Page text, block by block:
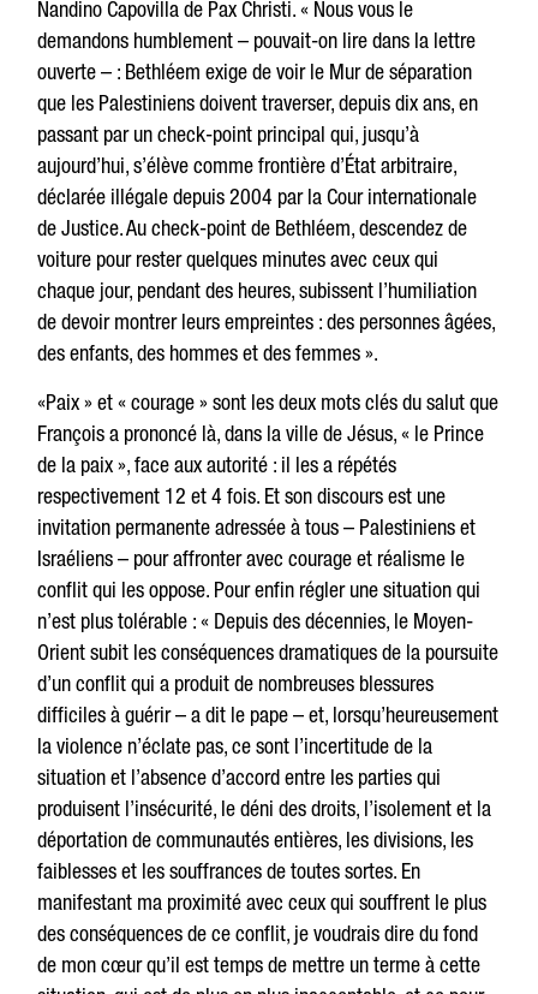
Nandino Capovilla de Pax Christi. « Nous vous le
demandons humblement – pouvait-on lire dans la lettre
ouverte – : Bethléem exige de voir le Mur de séparation
que les Palestiniens doivent traverser, depuis dix ans, en
passant par un check-point principal qui, jusqu’à
aujourd’hui, s’élève comme frontière d’État arbitraire,
déclarée illégale depuis 2004 par la Cour internationale
de Justice. Au check-point de Bethléem, descendez de
voiture pour rester quelques minutes avec ceux qui
chaque jour, pendant des heures, subissent l’humiliation
de devoir montrer leurs empreintes : des personnes âgées,
des enfants, des hommes et des femmes ».
«Paix » et « courage » sont les deux mots clés du salut que
François a prononcé là, dans la ville de Jésus, « le Prince
de la paix », face aux autorité : il les a répétés
respectivement 12 et 4 fois. Et son discours est une
invitation permanente adressée à tous – Palestiniens et
Israéliens – pour affronter avec courage et réalisme le
conflit qui les oppose. Pour enfin régler une situation qui
n’est plus tolérable : « Depuis des décennies, le Moyen-
Orient subit les conséquences dramatiques de la poursuite
d’un conflit qui a produit de nombreuses blessures
difficiles à guérir – a dit le pape – et, lorsqu’heureusement
la violence n’éclate pas, ce sont l’incertitude de la
situation et l’absence d’accord entre les parties qui
produisent l’insécurité, le déni des droits, l’isolement et la
déportation de communautés entières, les divisions, les
faiblesses et les souffrances de toutes sortes. En
manifestant ma proximité avec ceux qui souffrent le plus
des conséquences de ce conflit, je voudrais dire du fond
de mon cœur qu’il est temps de mettre un terme à cette